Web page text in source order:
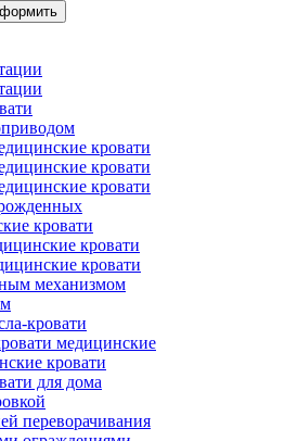
кровати
кровати
кровати
кровати
кровати
кровати
механизмом
кровати
медицинские
кровати
для дома
переворачивания